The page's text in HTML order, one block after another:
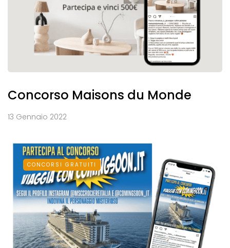
Concorso Maisons du Monde
13 Gennaio 2022
CONCORSI GRATUITI